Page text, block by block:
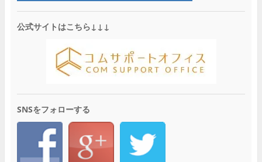
公式サイトはこちら↓↓↓
SNSをフォローする